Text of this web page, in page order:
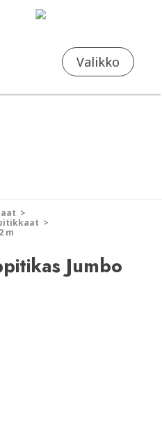
Valikko
>
>
m
Jumbo